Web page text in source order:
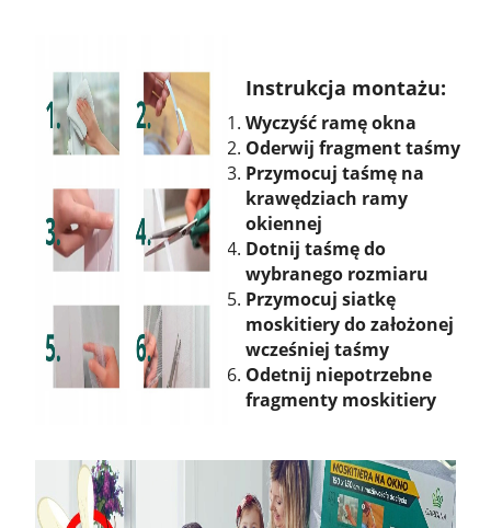
Instrukcja montażu:
Wyczyść ramę okna
Oderwij fragment taśmy
Przymocuj taśmę na
krawędziach ramy
okiennej
Dotnij taśmę do
wybranego rozmiaru
Przymocuj siatkę
moskitiery do założonej
wcześniej taśmy
Odetnij niepotrzebne
fragmenty moskitiery